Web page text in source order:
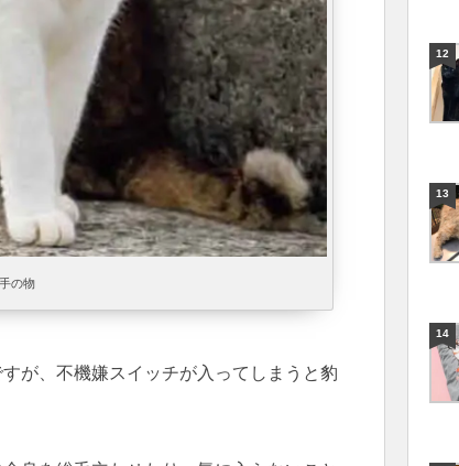
の物
が、不機嫌スイッチが入ってしまうと豹
12
13
14